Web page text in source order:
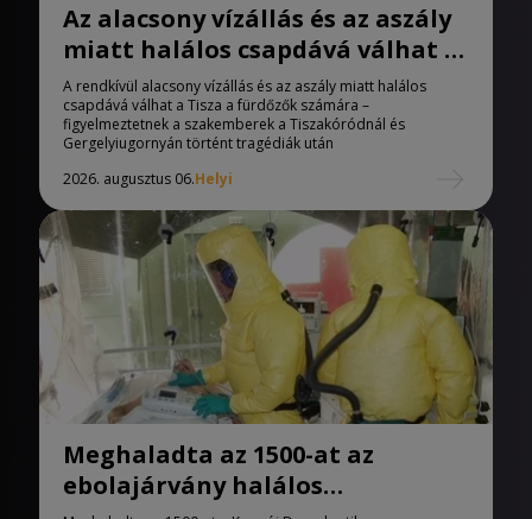
Az alacsony vízállás és az aszály
miatt halálos csapdává válhat a
Tisza
A rendkívül alacsony vízállás és az aszály miatt halálos
csapdává válhat a Tisza a fürdőzők számára –
figyelmeztetnek a szakemberek a Tiszakóródnál és
Gergelyiugornyán történt tragédiák után
2026. augusztus 06.Helyi
Meghaladta az 1500-at az
ebolajárvány halálos